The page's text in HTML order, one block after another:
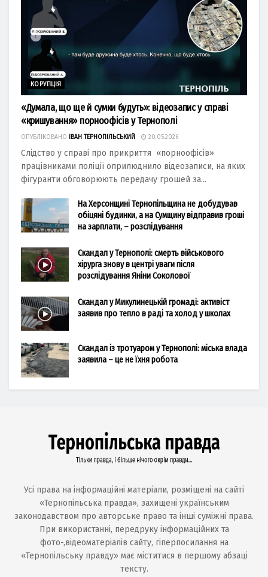
КОРУПЦІЯ
«Думала, що ще й сумки будуть»: відеозапис у справі
«кришування» порноофісів у Тернополі
ОПУБЛІКОВАНО ІВАН ТЕРНОПІЛЬСЬКИЙ 20.05.2026
Слідство у справі про прикриття «порноофісів»
працівниками поліції оприлюднило відеозаписи, на яких
фігуранти обговорюють передачу грошей за...
На Херсонщині Тернопільщина не добудував
обіцяні будинки, а на Сумщину відправив гроші
на зарплати, – розслідування
Скандал у Тернополі: смерть військового
хірурга знову в центрі уваги після
розслідування Яніни Соколової
Скандал у Микулинецькій громаді: активіст
заявив про тепло в раді та холод у школах
Скандал із тротуаром у Тернополі: міська влада
заявила – це не їхня робота
Усі права на інформаційні матеріали, розміщені на сайті
«Тернопільська правда», захищені українським
законодавством про авторське право та інші суміжні права.
При використанні, передруку інформаційних та
фото-,відеоматеріалів сайту, гіперпосилання на
«Тернопільську правду» має міститися в першому абзаці
тексту.